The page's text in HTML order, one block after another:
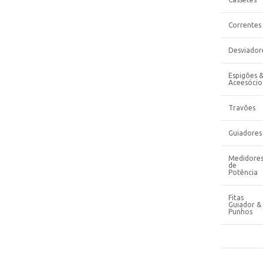
Correntes
Espigões &
Travões
Guiadores
Medidores
de
Potência
Fitas
Guiador &
Punhos